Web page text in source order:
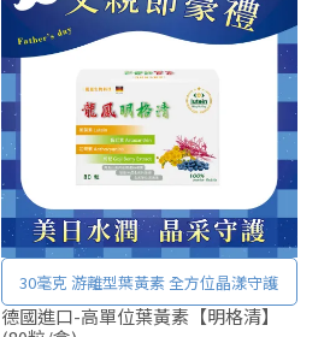
30毫克 游離型葉黃素 全方位晶漾守護
德國進口-高單位葉黃素【明格清】